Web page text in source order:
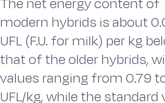
modern hybrids is about
UFL (F.U. for milk) per kg
that of the older hybrids,
values ranging from 0.79
UFL/kg, while the standard